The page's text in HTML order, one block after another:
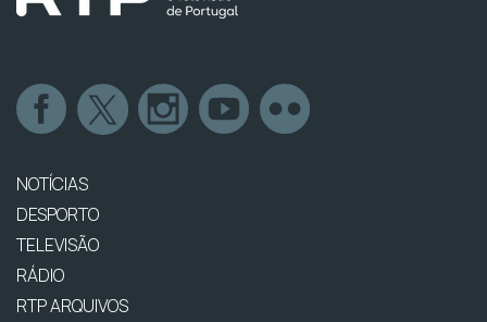
NOTÍCIAS
DESPORTO
TELEVISÃO
RÁDIO
RTP ARQUIVOS